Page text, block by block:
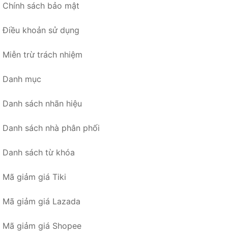
Chính sách bảo mật
Điều khoản sử dụng
Miễn trừ trách nhiệm
Danh mục
Danh sách nhãn hiệu
Danh sách nhà phân phối
Danh sách từ khóa
Mã giảm giá Tiki
Mã giảm giá Lazada
Mã giảm giá Shopee